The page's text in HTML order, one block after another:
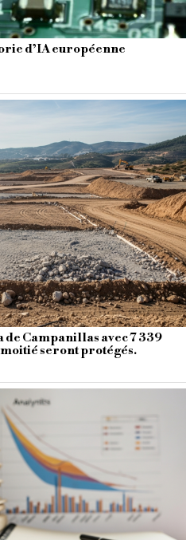
d’IA européenne
Campanillas avec 7 339
seront protégés.